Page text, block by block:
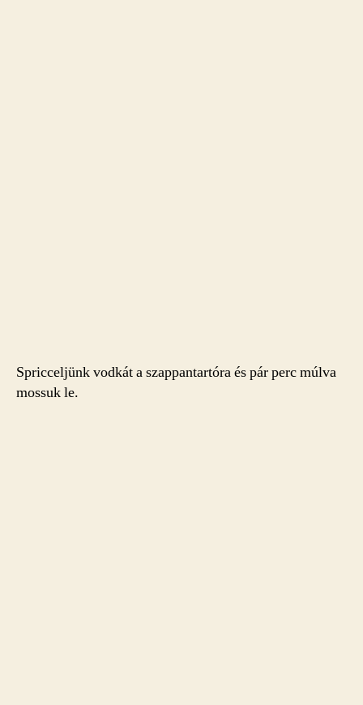
Spricceljünk vodkát a szappantartóra és pár perc múlva
mossuk le.